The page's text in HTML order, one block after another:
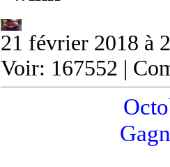
21 février 2018 à
Voir: 167552 |